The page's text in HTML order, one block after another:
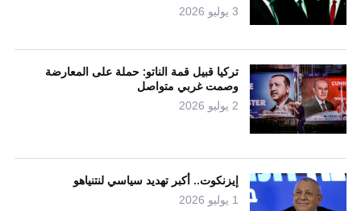
3 يوليو 2026
تركيا قبيل قمة الناتو: حملة على المعارضة
وصمت غربي متواصل
2 يوليو 2026
إيزنكوت.. أكبر تهديد سياسي لنتنياهو
1 يوليو 2026